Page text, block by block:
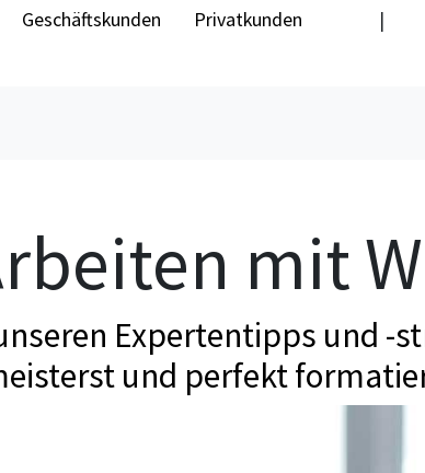
Geschäftskunden Privatkunden |
mit
Expertentipps und -
und perfekt